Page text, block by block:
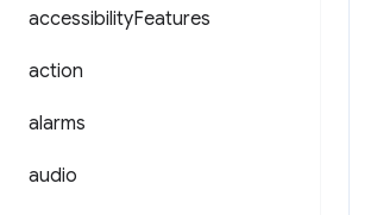
accessibilityFeatures
action
alarms
audio